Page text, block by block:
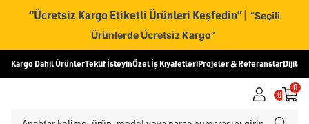
“Ücretsiz Kargo Etiketli Ürünleri Keşfedin” | “Seçili
Ürünlerde Ücretsiz Kargo”
Kargo Dahil ÜrünlerTeklif İsteyinÖzel İş KıyafetleriProjeler & ReferanslarDijital
0
0